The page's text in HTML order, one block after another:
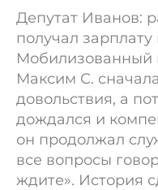
Депутат Иванов:
получал
Мобилизованный
Максим С.
довольствия, а
дождался и
он продолжал
все вопросы
ждите». История